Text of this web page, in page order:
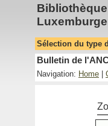
Sélection du type
Bulletin de
Navigation: Home